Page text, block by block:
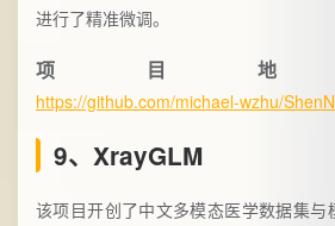
进行了精准微调。
项目地
https://github.com/michael-wzhu/
9、XrayGLM
该项目开创了中文多模态医学数据集与